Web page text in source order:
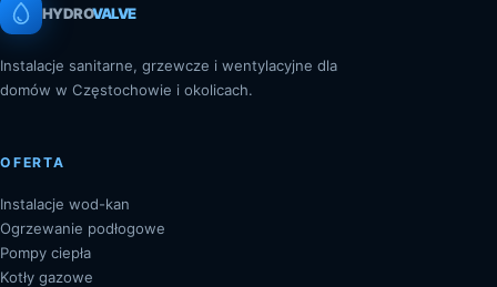
HYDROVALVE
Instalacje sanitarne, grzewcze i wentylacyjne dla
domów w Częstochowie i okolicach.
OFERTA
Instalacje wod-kan
Ogrzewanie podłogowe
Pompy ciepła
Kotły gazowe